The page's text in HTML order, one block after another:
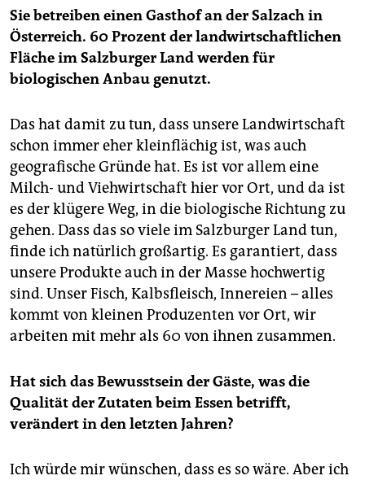
Sie betreiben einen Gasthof an der Salzach in
Österreich. 60 Prozent der landwirtschaftlichen
Fläche im Salzburger Land werden für
biologischen Anbau genutzt.
Das hat damit zu tun, dass unsere Landwirtschaft
schon immer eher kleinflächig ist, was auch
geografische Gründe hat. Es ist vor allem eine
Milch- und Viehwirtschaft hier vor Ort, und da ist
es der klügere Weg, in die biologische Richtung zu
gehen. Dass das so viele im Salzburger Land tun,
finde ich natürlich großartig. Es garantiert, dass
unsere Produkte auch in der Masse hochwertig
sind. Unser Fisch, Kalbsfleisch, Innereien – alles
kommt von kleinen Produzenten vor Ort, wir
arbeiten mit mehr als 60 von ihnen zusammen.
Hat sich das Bewusstsein der Gäste, was die
Qualität der Zutaten beim Essen betrifft,
verändert in den letzten Jahren?
Ich würde mir wünschen, dass es so wäre. Aber ich